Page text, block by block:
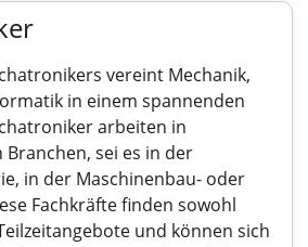
vereint Mechanik,
in einem spannenden
arbeiten in
sei es in der
in der Maschinenbau- oder
Fachkräfte finden sowohl
und können sich